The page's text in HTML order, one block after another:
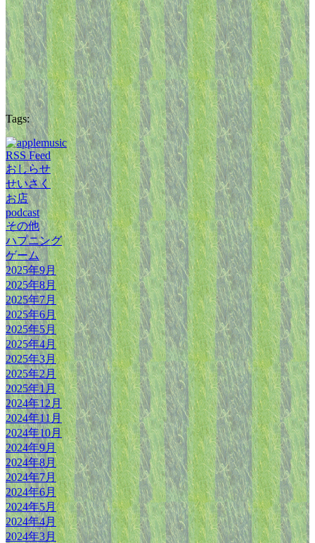
Tags:
RSS Feed
おしらせ
せいさく
お店
podcast
その他
ハプニング
ゲーム
2025年9月
2025年8月
2025年7月
2025年6月
2025年5月
2025年4月
2025年3月
2025年2月
2025年1月
2024年12月
2024年11月
2024年10月
2024年9月
2024年8月
2024年7月
2024年6月
2024年5月
2024年4月
2024年3月